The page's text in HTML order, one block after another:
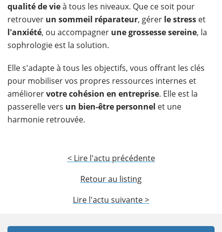
qualité de vieà tous les niveaux. Que ce soit pour
retrouver un sommeil réparateur, gérer lestress et
l'anxiété, ou accompagner une grossesse sereine, la
sophrologie est la solution.
Elle s'adapte à tous les objectifs, vous offrant les clés
pour mobiliser vos propres ressources internes et
améliorervotre cohésion en entreprise. Elle est la
passerelle vers un bien-être personnel et une
harmonie retrouvée.
< Lire l'actu précédente
Retour au listing
Lire l'actu suivante >